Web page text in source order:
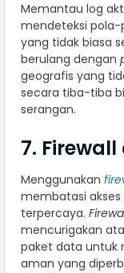
Memantau log
mendeteksi
yang tidak biasa
berulang dengan
geografis yang
secara tiba-tiba
serangan.
7.
Menggunakan
membatasi akses
terpercaya.
mencurigakan
paket data untuk
aman yang